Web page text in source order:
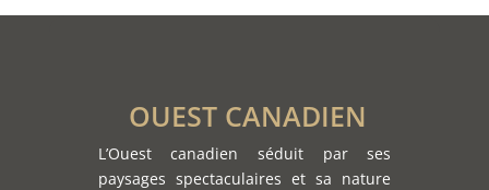
OUEST CANADIEN
L’Ouest canadien séduit par ses
paysages spectaculaires et sa nature